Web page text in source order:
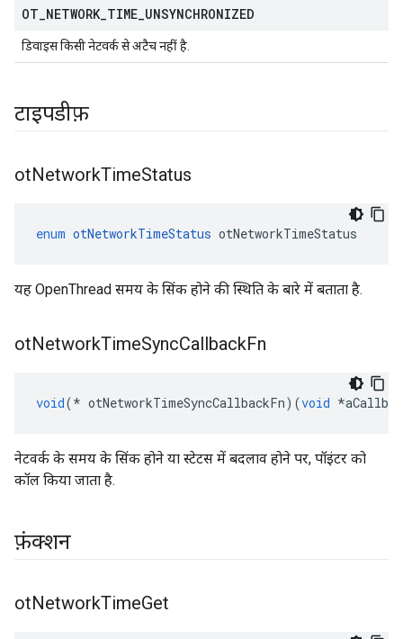
OT NETWORK_ TIME UNSYNCHRONIZED
डिवाइस किसी नेटवर्क से अटैच नहीं है.
टाइपडीफ़
otNetworkTimeStatus
enum otNetworkTimeStatus otNetworkTimeStatus
यह OpenThread समय के सिंक होने की स्थिति के बारे में बताता है.
otNetworkTimeSyncCallbackFn
void(* otNetworkTimeSyncCallbackFn)(void *
नेटवर्क के समय के सिंक होने या स्टेटस में बदलाव होने पर, पॉइंटर को
कॉल किया जाता है.
फ़ंक्शन
otNetworkTimeGet